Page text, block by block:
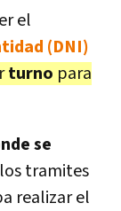
el
(DNI)
turno para
se
tramites
realizar el